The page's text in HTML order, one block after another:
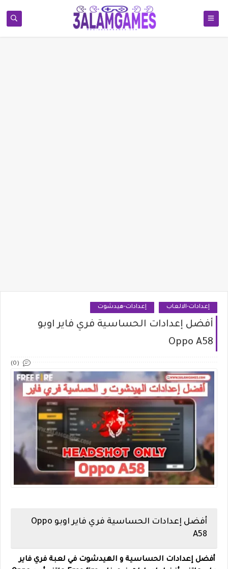
إعدادات-الالعاب إعدادات-هيدشوت
أفضل إعدادات الحساسية فري فاير اوبو
Oppo A58
(0)
أفضل إعدادات الحساسية فري فاير اوبو Oppo
A58
أفضل إعدادات الحساسية و الهيدشوت في لعبة فري فاير